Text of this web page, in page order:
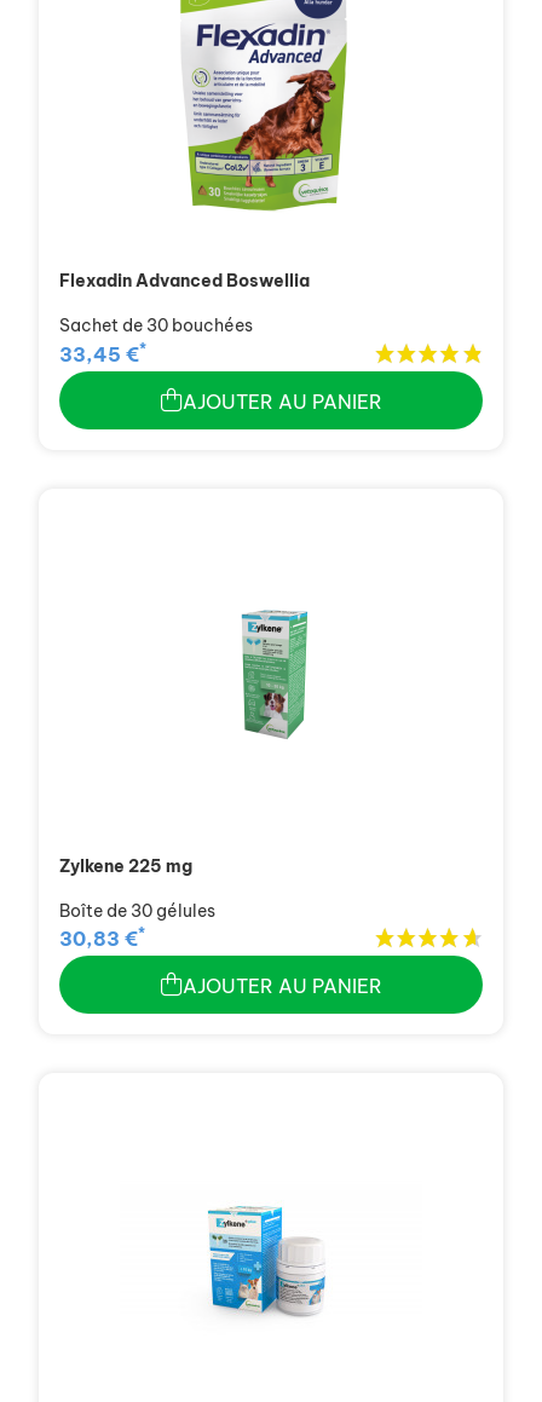
Flexadin Advanced Boswellia
Sachet de 30 bouchées
33,45 €*
AJOUTER AU PANIER
Zylkene 225 mg
Boîte de 30 gélules
30,83 €*
AJOUTER AU PANIER